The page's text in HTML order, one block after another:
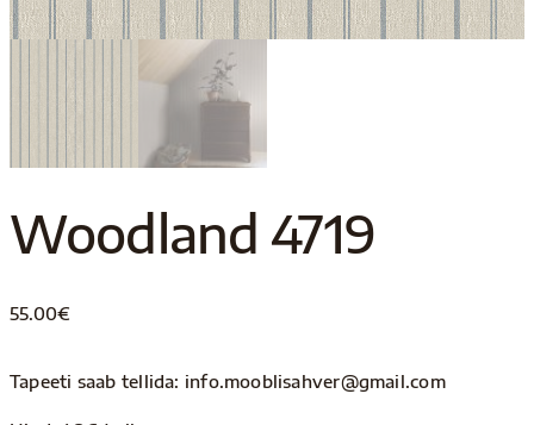
Woodland 4719
55.00€
Tapeeti saab tellida: info.mooblisahver@gmail.com